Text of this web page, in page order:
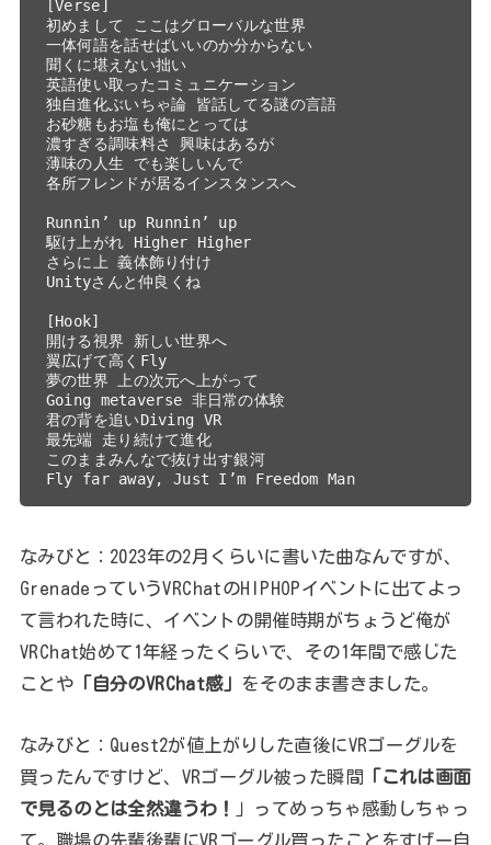
[Verse]
初めまして ここはグローバルな世界
一体何語を話せばいいのか分からない
聞くに堪えない拙い
英語使い取ったコミュニケーション
独自進化ぶいちゃ論 皆話してる謎の言語
お砂糖もお塩も俺にとっては
濃すぎる調味料さ 興味はあるが
薄味の人生 でも楽しいんで
各所フレンドが居るインスタンスへ
Runnin’ up Runnin’ up
駆け上がれ Higher Higher
さらに上 義体飾り付け
Unityさんと仲良くね
[Hook]
開ける視界 新しい世界へ
翼広げて高くFly
夢の世界 上の次元へ上がって
Going metaverse 非日常の体験
君の背を追いDiving VR
最先端 走り続けて進化
このままみんなで抜け出す銀河
Fly far away, Just I’m Freedom Man
なみびと：2023年の2月くらいに書いた曲なんですが、
GrenadeっていうVRChatのHIPHOPイベントに出てよっ
て言われた時に、イベントの開催時期がちょうど俺が
VRChat始めて1年経ったくらいで、その1年間で感じた
ことや 「自分のVRChat感」 をそのまま書きました。
なみびと：Quest2が値上がりした直後にVRゴーグルを
買ったんですけど、VRゴーグル被った瞬間 「これは画面
で見るのとは全然違うわ！
」ってめっちゃ感動しちゃっ
て。職場の先輩後輩にVRゴーグル買ったことをすげー自